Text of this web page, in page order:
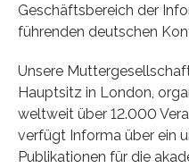
Geschäftsbereich der
führenden deutschen
Unsere
Hauptsitz in London,
weltweit über 12.000
verfügt Informa über ein
Publikationen für die